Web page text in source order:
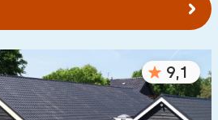
600 +
500
9,1